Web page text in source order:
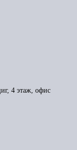
4 этаж, офис